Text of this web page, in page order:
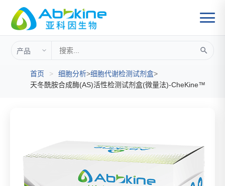
首页 > 细胞分析>细胞代谢检测试剂盒>
天冬酰胺合成酶(AS)活性检测试剂盒(微量法)-CheKine™